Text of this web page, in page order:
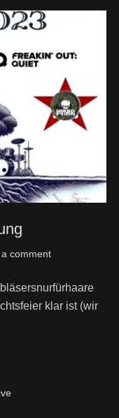
comment
klar ist (wir